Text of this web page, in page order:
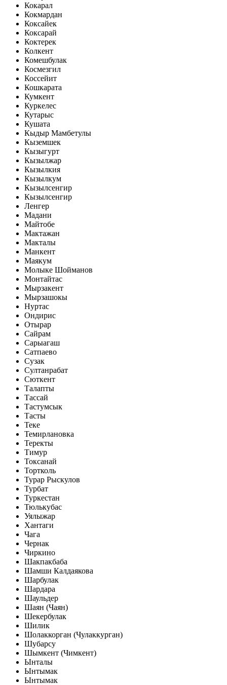
Кокарал
Кокмардан
Коксайек
Коксарай
Коктерек
Колкент
Комешбулак
Космезгил
Коссейит
Кошкарата
Кумкент
Куркелес
Кутарыс
Кушата
Кыдыр Мамбетулы
Кыземшек
Кызыгурт
Кызылжар
Кызылкия
Кызылкум
Кызылсенгир
Кызылсенгир
Ленгер
Мадани
Майтобе
Мактажан
Макталы
Манкент
Маякум
Молыке Шойманов
Монтайтас
Мырзакент
Мырзашокы
Нуртас
Ондирис
Отырар
Сайрам
Сарыагаш
Сатпаево
Сузак
Султанрабат
Сюткент
Талапты
Тассай
Тастумсык
Тасты
Теке
Темирлановка
Теректы
Тимур
Токсанай
Тортколь
Турар Рыскулов
Турбат
Туркестан
Тюлькубас
Уялыжар
Хантаги
Чага
Чернак
Чиркино
Шакпакбаба
Шамши Калдаякова
Шарбулак
Шардара
Шаульдер
Шаян (Чаян)
Шекербулак
Шилик
Шолаккорган (Чулаккурган)
Шубарсу
Шымкент (Чимкент)
Ынталы
Ынтымак
Ынтымак